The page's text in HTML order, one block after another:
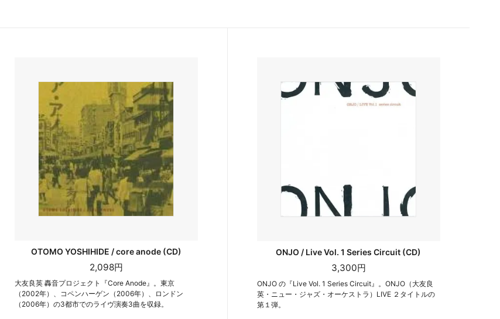
OTOMO YOSHIHIDE / core anode (CD)
2,098円
大友良英 轟音プロジェクト『Core Anode』。東京
（2002年）、コペンハーゲン（2006年）、ロンドン
（2006年）の3都市でのライヴ演奏3曲を収録。
ONJO / Live Vol. 1 Series Circuit (CD)
3,300円
ONJO の『Live Vol. 1 Series Circuit』。ONJO（大友良
英・ニュー・ジャズ・オーケストラ）LIVE ２タイトルの
第１弾。